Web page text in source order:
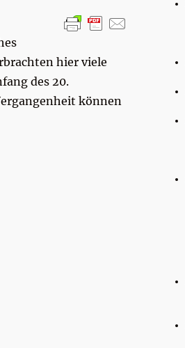
hier viele
des 20.
können